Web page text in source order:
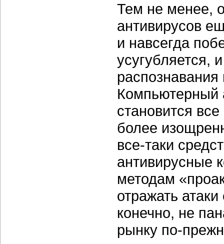
Тем не менее,
антивирусов
и навсегда
усугубляется,
Компьютерный
становится
более
все-таки
антивирусные
методам
отражать
конечно, не
рынку по-